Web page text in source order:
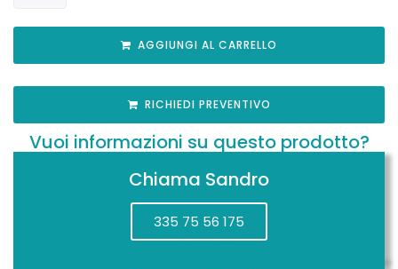
AGGIUNGI AL CARRELLO
RICHIEDI PREVENTIVO
Vuoi informazioni su questo prodotto?
Chiama Sandro
335 75 56 175